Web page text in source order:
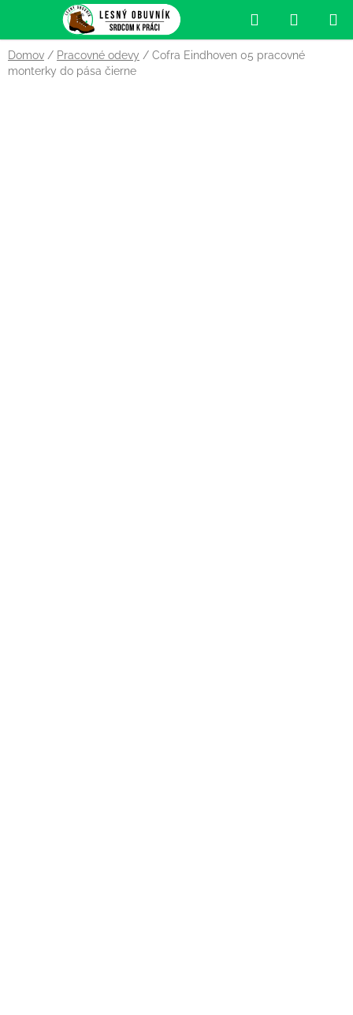
obsah
Hľadať
KOŠÍK
Domov / Pracovné odevy / Cofra Eindhoven 05 pracovné
monterky do pása čierne